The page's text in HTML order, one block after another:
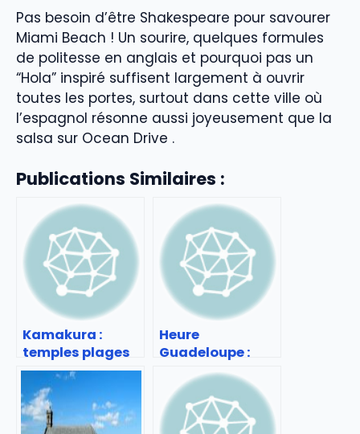
Pas besoin d’être Shakespeare pour savourer
Miami Beach ! Un sourire, quelques formules
de politesse en anglais et pourquoi pas un
“Hola” inspiré suffisent largement à ouvrir
toutes les portes, surtout dans cette ville où
l’espagnol résonne aussi joyeusement que la
salsa sur Ocean Drive .
Publications Similaires :
Kamakura :
temples plages
et escapade près
de Tokyo
Heure
Guadeloupe :
gérer le décalage
horaire et
organiser son
séjour